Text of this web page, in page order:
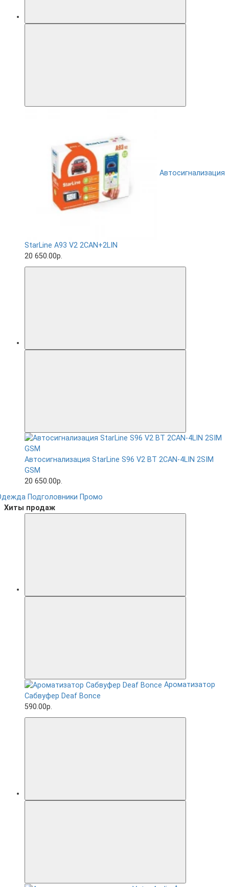
Автосигнализация
StarLine A93 V2 2CAN+2LIN
20 650.00р.
Автосигнализация StarLine S96 V2 BT 2CAN-4LIN 2SIM
GSM
20 650.00р.
Подголовники Промо
Хиты продаж
Ароматизатор
Сабвуфер Deaf Bonce
590.00р.